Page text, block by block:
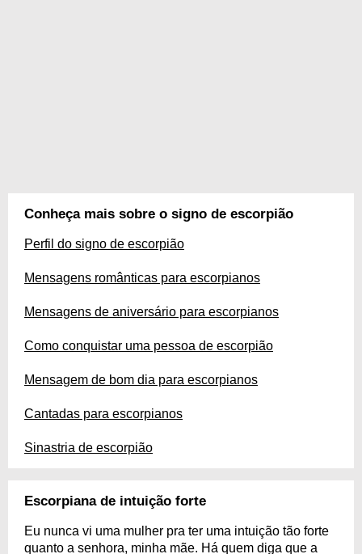
Conheça mais sobre o signo de escorpião
Perfil do signo de escorpião
Mensagens românticas para escorpianos
Mensagens de aniversário para escorpianos
Como conquistar uma pessoa de escorpião
Mensagem de bom dia para escorpianos
Cantadas para escorpianos
Sinastria de escorpião
Escorpiana de intuição forte
Eu nunca vi uma mulher pra ter uma intuição tão forte
quanto a senhora, minha mãe. Há quem diga que a